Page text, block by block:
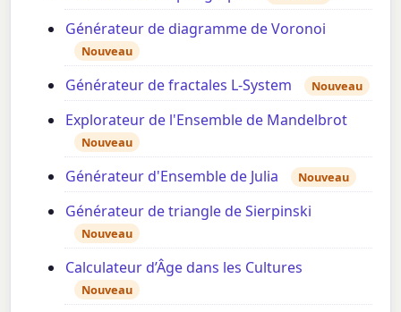
Générateur de diagramme de Voronoi
Nouveau
Générateur de fractales L-System Nouveau
Explorateur de l'Ensemble de Mandelbrot
Nouveau
Générateur d'Ensemble de Julia Nouveau
Générateur de triangle de Sierpinski
Nouveau
Calculateur d’Âge dans les Cultures
Nouveau